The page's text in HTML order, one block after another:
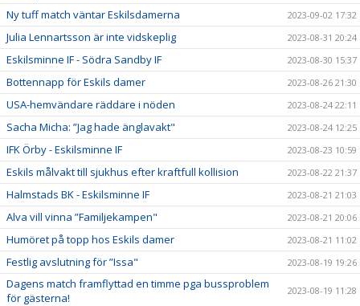
Ny tuff match väntar Eskilsdamerna 2023-09-02 17:32
Julia Lennartsson är inte vidskeplig 2023-08-31 20:24
Eskilsminne IF - Södra Sandby IF 2023-08-30 15:37
Bottennapp för Eskils damer 2023-08-26 21:30
USA-hemvändare räddare i nöden 2023-08-24 22:11
Sacha Micha: ”Jag hade änglavakt" 2023-08-24 12:25
IFK Örby - Eskilsminne IF 2023-08-23 10:59
Eskils målvakt till sjukhus efter kraftfull kollision 2023-08-22 21:37
Halmstads BK - Eskilsminne IF 2023-08-21 21:03
Alva vill vinna ”Familjekampen" 2023-08-21 20:06
Humöret på topp hos Eskils damer 2023-08-21 11:02
Festlig avslutning för ”Issa" 2023-08-19 19:26
Dagens match framflyttad en timme pga bussproblem
för gästerna!
2023-08-19 11:28